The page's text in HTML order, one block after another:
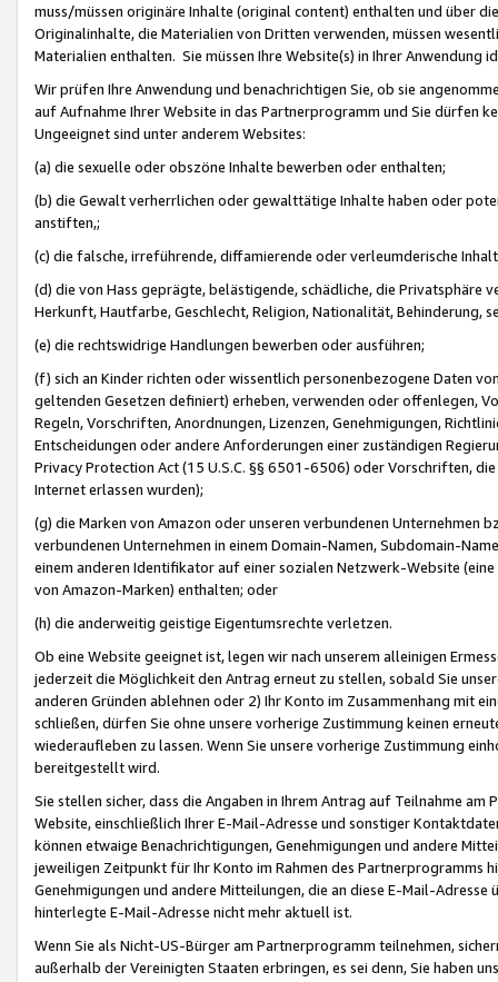
muss/müssen originäre Inhalte (original content) enthalten und über
Originalinhalte, die Materialien von Dritten verwenden, müssen
Materialien enthalten. Sie müssen Ihre Website(s) in Ihrer Anwendung
Wir prüfen Ihre Anwendung und benachrichtigen Sie, ob sie
auf Aufnahme Ihrer Website in das Partnerprogramm und Sie dürfen
Ungeeignet sind unter anderem Websites:
(a) die sexuelle oder obszöne Inhalte bewerben oder enthalten;
(b) die Gewalt verherrlichen oder gewalttätige Inhalte haben oder
anstiften,;
(c) die falsche, irreführende, diffamierende oder verleumderische
(d) die von Hass geprägte, belästigende, schädliche, die Privatsphäre
Herkunft, Hautfarbe, Geschlecht, Religion, Nationalität, Behinderung,
(e) die rechtswidrige Handlungen bewerben oder ausführen;
(f) sich an Kinder richten oder wissentlich personenbezogene Daten
geltenden Gesetzen definiert) erheben, verwenden oder offenlegen,
Regeln, Vorschriften, Anordnungen, Lizenzen, Genehmigungen,
Entscheidungen oder andere Anforderungen einer zuständigen
Privacy Protection Act (15 U.S.C. §§ 6501-6506) oder Vorschriften,
Internet erlassen wurden);
(g) die Marken von Amazon oder unseren verbundenen Unternehmen
verbundenen Unternehmen in einem Domain-Namen, Subdomain-
einem anderen Identifikator auf einer sozialen Netzwerk-Website
von Amazon-Marken) enthalten; oder
(h) die anderweitig geistige Eigentumsrechte verletzen.
Ob eine Website geeignet ist, legen wir nach unserem alleinigen
jederzeit die Möglichkeit den Antrag erneut zu stellen, sobald Sie
anderen Gründen ablehnen oder 2) Ihr Konto im Zusammenhang mit
schließen, dürfen Sie ohne unsere vorherige Zustimmung keinen
wiederaufleben zu lassen. Wenn Sie unsere vorherige Zustimmung
bereitgestellt wird.
Sie stellen sicher, dass die Angaben in Ihrem Antrag auf Teilnahme
Website, einschließlich Ihrer E-Mail-Adresse und sonstiger
können etwaige Benachrichtigungen, Genehmigungen und andere
jeweiligen Zeitpunkt für Ihr Konto im Rahmen des Partnerprogramms
Genehmigungen und andere Mitteilungen, die an diese E-Mail-
hinterlegte E-Mail-Adresse nicht mehr aktuell ist.
Wenn Sie als Nicht-US-Bürger am Partnerprogramm teilnehmen,
außerhalb der Vereinigten Staaten erbringen, es sei denn, Sie haben